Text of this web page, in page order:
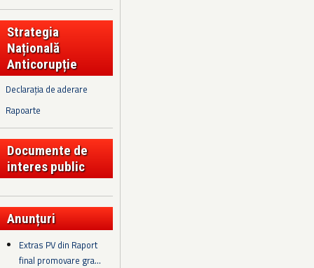
Strategia
Națională
Anticorupție
Declarația de aderare
Rapoarte
Documente de
interes public
Anunțuri
Extras PV din Raport
final promovare gra...